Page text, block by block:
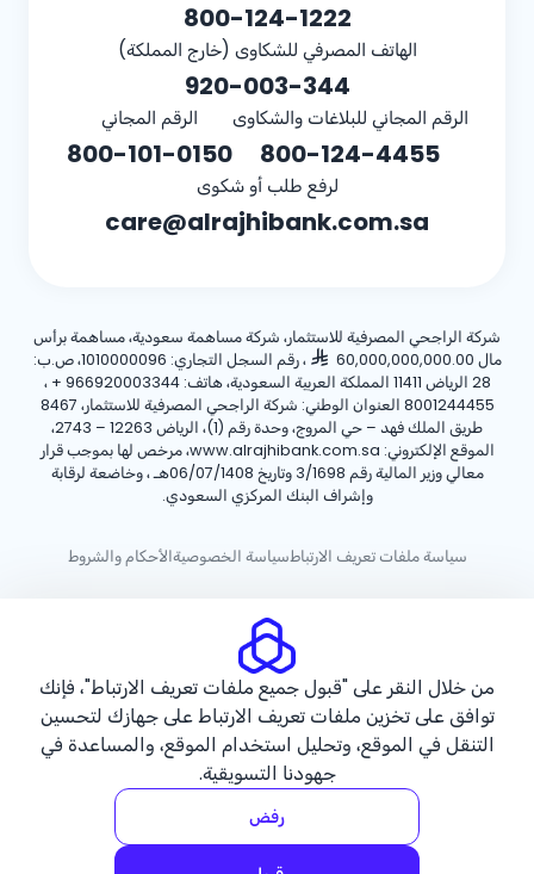
800-124-1222
الهاتف المصرفي للشكاوى (خارج المملكة)
920-003-344
الرقم المجاني للبلاغات والشكاوى
800-124-4455
الرقم المجاني
800-101-0150
لرفع طلب أو شكوى
care@alrajhibank.com.sa
شركة الراجحي المصرفية للاستثمار، شركة مساهمة سعودية، مساهمة برأس
مال 60,000,000,000.00
، رقم السجل التجاري: 1010000096، ص.ب:
28 الرياض 11411 المملكة العربية السعودية، هاتف:
+ 966920003344 ،
8001244455 العنوان الوطني: شركة الراجحي المصرفية للاستثمار، 8467
طريق الملك فهد – حي المروج، وحدة رقم (1)، الرياض 12263 – 2743،
الموقع الإلكتروني: www.alrajhibank.com.sa، مرخص لها بموجب قرار
معالي وزير المالية رقم 3/1698 وتاريخ 06/07/1408هـ ، وخاضعة لرقابة
وإشراف البنك المركزي السعودي.
سياسة ملفات تعريف الارتباطسياسة الخصوصيةالأحكام والشروط
من خلال النقر على "قبول جميع ملفات تعريف الارتباط"، فإنك
توافق على تخزين ملفات تعريف الارتباط على جهازك لتحسين
التنقل في الموقع، وتحليل استخدام الموقع، والمساعدة في
جهودنا التسويقية.
رفض